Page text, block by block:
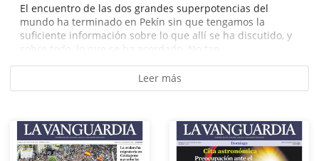
El encuentro de las dos grandes superpotencias del
mundo ha terminado en Pekín sin que tengamos la
suficiente información sobre lo que allí se ha discutido, y
sobre todo, lo que se ha acordado. No tan...
Leer más